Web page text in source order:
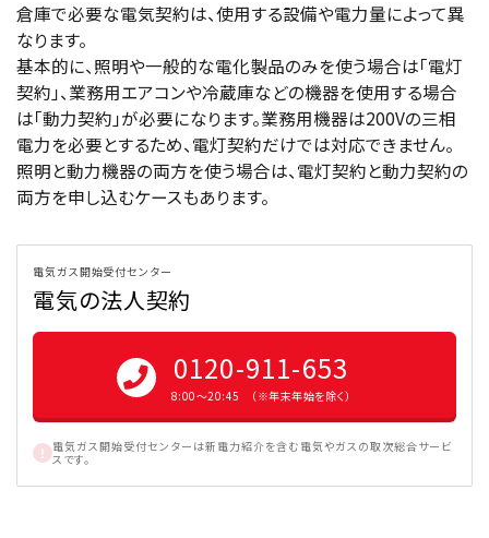
倉庫で必要な電気契約は、使用する設備や電力量によって異
なります。
基本的に、照明や一般的な電化製品のみを使う場合は「電灯
契約」、業務用エアコンや冷蔵庫などの機器を使用する場合
は「動力契約」が必要になります。業務用機器は200Vの三相
電力を必要とするため、電灯契約だけでは対応できません。
照明と動力機器の両方を使う場合は、電灯契約と動力契約の
両方を申し込むケースもあります。
電気ガス開始受付センター
電気の法人契約
0120-911-653
8:00〜20:45 （※年末年始を除く）
電気ガス開始受付センターは新電力紹介を含む電気やガスの取次総合サービ
スです。